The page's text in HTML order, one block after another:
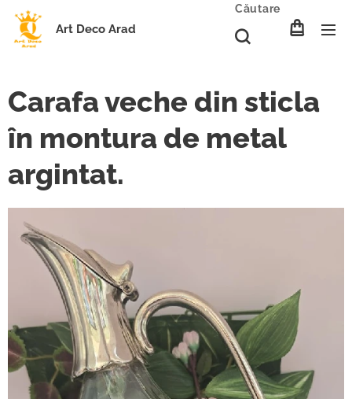
Art Deco Arad
Căutare
Carafa veche din sticla
în montura de metal
argintat.